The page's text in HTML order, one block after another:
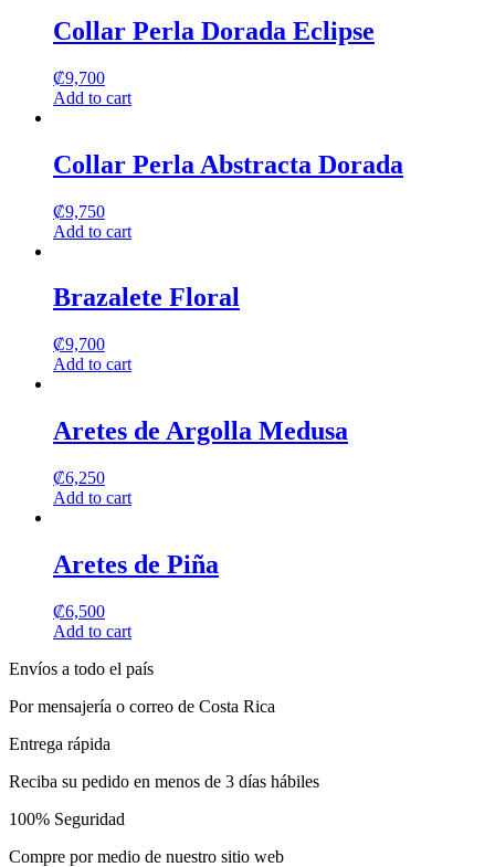
Collar Perla Dorada Eclipse
₡9,700
Add to cart
Collar Perla Abstracta Dorada
₡9,750
Add to cart
Brazalete Floral
₡9,700
Add to cart
Aretes de Argolla Medusa
₡6,250
Add to cart
Aretes de Piña
₡6,500
Add to cart
Envíos a todo el país
Por mensajería o correo de Costa Rica
Entrega rápida
Reciba su pedido en menos de 3 días hábiles
100% Seguridad
Compre por medio de nuestro sitio web